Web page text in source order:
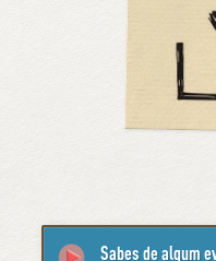
Sabes de algum